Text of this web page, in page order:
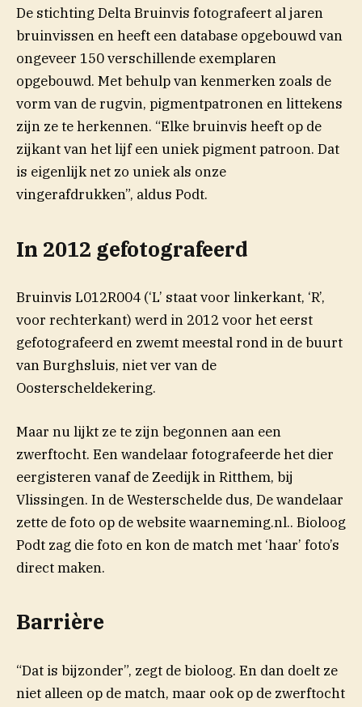
De stichting Delta Bruinvis fotografeert al jaren
bruinvissen en heeft een database opgebouwd van
ongeveer 150 verschillende exemplaren
opgebouwd. Met behulp van kenmerken zoals de
vorm van de rugvin, pigmentpatronen en littekens
zijn ze te herkennen. “Elke bruinvis heeft op de
zijkant van het lijf een uniek pigment patroon. Dat
is eigenlijk net zo uniek als onze
vingerafdrukken”, aldus Podt.
In 2012 gefotografeerd
Bruinvis L012R004 (‘L’ staat voor linkerkant, ‘R’,
voor rechterkant) werd in 2012 voor het eerst
gefotografeerd en zwemt meestal rond in de buurt
van Burghsluis, niet ver van de
Oosterscheldekering.
Maar nu lijkt ze te zijn begonnen aan een
zwerftocht. Een wandelaar fotografeerde het dier
eergisteren vanaf de Zeedijk in Ritthem, bij
Vlissingen. In de Westerschelde dus, De wandelaar
zette de foto op de website waarneming.nl.. Bioloog
Podt zag die foto en kon de match met ‘haar’ foto’s
direct maken.
Barrière
“Dat is bijzonder”, zegt de bioloog. En dan doelt ze
niet alleen op de match, maar ook op de zwerftocht